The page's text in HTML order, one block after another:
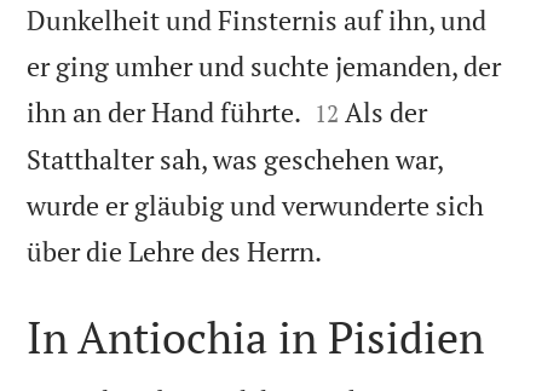
Dunkelheit und Finsternis auf ihn, und
er ging umher und suchte jemanden, der
ihn an der Hand führte. 

12 Als der
Statthalter sah, was geschehen war,
wurde er gläubig und verwunderte sich
über die Lehre des Herrn.
In Antiochia in Pisidien